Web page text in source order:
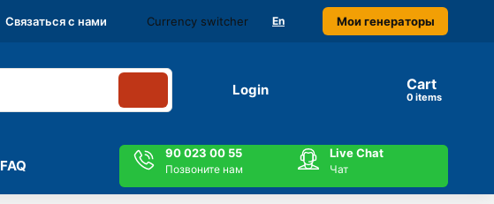
Связаться с нами Currency switcher En Мои генераторы
Login Cart
items
FAQ
90 023 00 55
Позвоните нам
Live Chat
Чат